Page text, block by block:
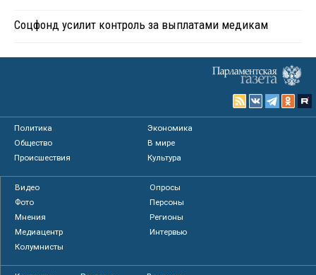
Соцфонд усилит контроль за выплатами медикам
Политика
Экономика
Общество
В мире
Происшествия
Культура
Видео
Опросы
Фото
Персоны
Мнения
Регионы
Медиацентр
Интервью
Колумнисты